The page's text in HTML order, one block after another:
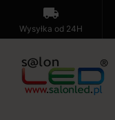
local_shipping
Wysyłka od 24H